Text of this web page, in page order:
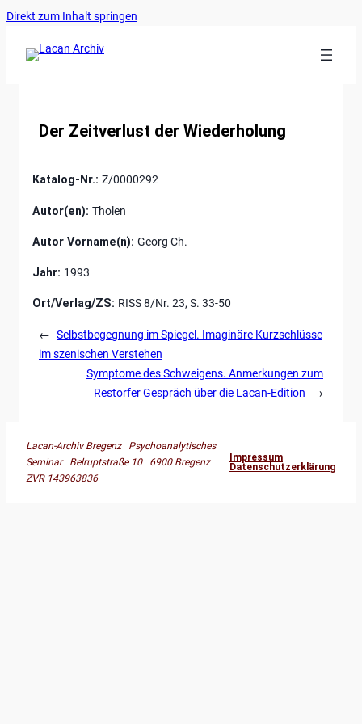
Direkt zum Inhalt springen
Der Zeitverlust der Wiederholung
Katalog-Nr.: Z/0000292
Autor(en): Tholen
Autor Vorname(n): Georg Ch.
Jahr: 1993
Ort/Verlag/ZS: RISS 8/Nr. 23, S. 33-50
← Selbstbegegnung im Spiegel. Imaginäre Kurzschlüsse
im szenischen Verstehen
Symptome des Schweigens. Anmerkungen zum
Restorfer Gespräch über die Lacan-Edition
→
Lacan-Archiv Bregenz Psychoanalytisches
Seminar Belruptstraße 10 6900 Bregenz
ZVR 143963836
Impressum
Datenschutzerklärung